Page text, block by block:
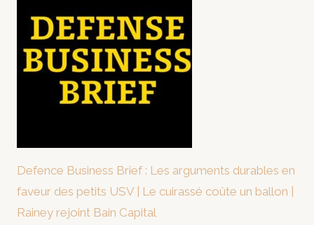
Defence Business Brief : Les arguments durables en
faveur des petits USV | Le cuirassé coûte un ballon |
Rainey rejoint Bain Capital